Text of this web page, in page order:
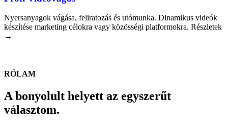
Nyersanyagok vágása, feliratozás és utómunka. Dinamikus videók
készítése marketing célokra vagy közösségi platformokra. Részletek
→
RÓLAM
A bonyolult helyett az egyszerűt
választom.